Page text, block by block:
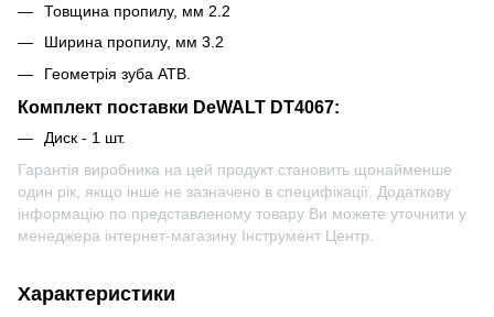
Товщина пропилу, мм 2.2
Ширина пропилу, мм 3.2
Геометрія зуба ATB.
Комплект поставки DeWALT DT4067:
Диск - 1 шт.
Гарантія виробника на цей продукт становить щонайменше
один рік, якщо інше не зазначено в специфікації. Додаткову
інформацію по представленому товару Ви можете уточнити у
менеджера інтернет-магазину Інструмент Центр.
Характеристики